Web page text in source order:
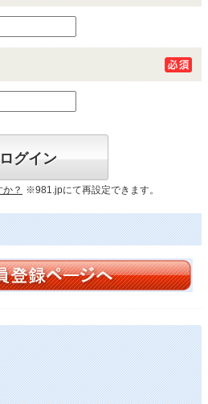
ログイン
？ ※981.jpにて再設定できます。